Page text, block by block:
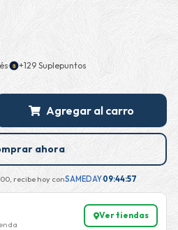
· $ +129 Suplepuntos
Agregar al carro
ahora
recibe hoy conSAMEDAY·09:44:57
Ver tiendas